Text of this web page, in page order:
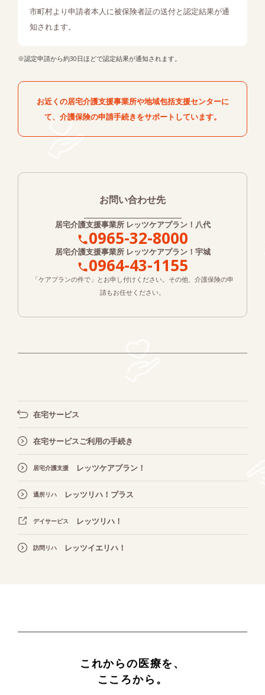
市町村より申請者本人に被保険者証の送付と認定結果が通
知されます。
※認定申請から約30日ほどで認定結果が通知されます。
お近くの居宅介護支援事業所や地域包括支援センターに
て、 介護保険の申請手続きをサポートしています。
お問い合わせ先
居宅介護支援事業所 レッツケアプラン！八代
0965-32-8000
居宅介護支援事業所 レッツケアプラン！宇城
0964-43-1155
「ケアプランの件で」とお申し付けください。その他、介護保険の申
請もお任せください。
在宅サービス
在宅サービスご利用の手続き
居宅介護支援 レッツケアプラン！
通所リハ レッツリハ！プラス
デイサービス レッツリハ！
訪問リハ レッツイエリハ！
これからの医療を、
こころから。